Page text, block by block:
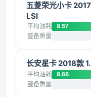
五菱荣光小卡
LSI
平均油耗 8.57
整备质量
长安星卡 2018款
平均油耗 8.66
整备质量